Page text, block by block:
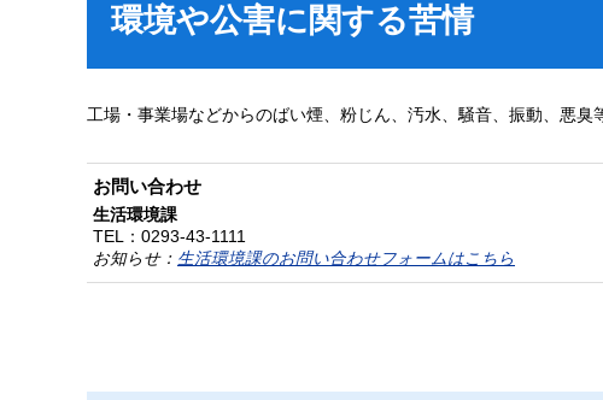
環境や公害に関する苦情
工場・事業場などからのばい煙、粉じん、汚水、騒音、振動、悪臭
お問い合わせ
生活環境課
TEL： 0293-43-1111
お知らせ： 生活環境課のお問い合わせフォームはこちら